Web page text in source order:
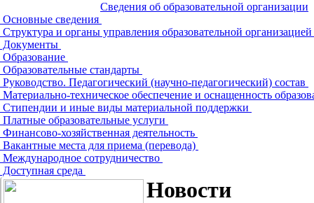
Сведения об образовательной организации
Основные сведения
Структура и органы управления образовательной организацией
Документы
Образование
Образовательные стандарты
Руководство. Педагогический (научно-педагогический) состав
Материально-техническое обеспечение и оснащенность
Стипендии и иные виды материальной поддержки
Платные образовательные услуги
Финансово-хозяйственная деятельность
Вакантные места для приема (перевода)
Международное сотрудничество
Доступная среда
Новости